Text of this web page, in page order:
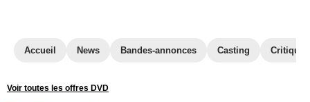
Accueil News Bandes-annonces Casting
Voir toutes les offres DVD